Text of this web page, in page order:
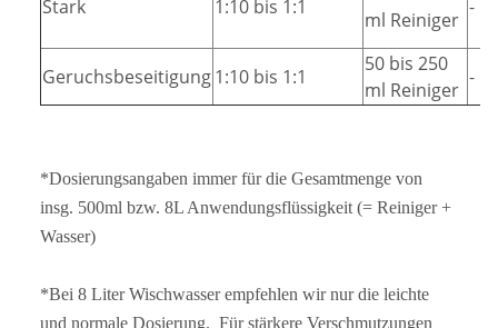
Stark 1:10 bis 1:1
ml Reiniger
-
Geruchsbeseitigung1:10 bis 1:1
50 bis 250
ml Reiniger
-
*Dosierungsangaben immer für die Gesamtmenge von
insg. 500ml bzw. 8L Anwendungsflüssigkeit (= Reiniger +
Wasser)
*Bei 8 Liter Wischwasser empfehlen wir nur die leichte
und normale Dosierung. Für stärkere Verschmutzungen